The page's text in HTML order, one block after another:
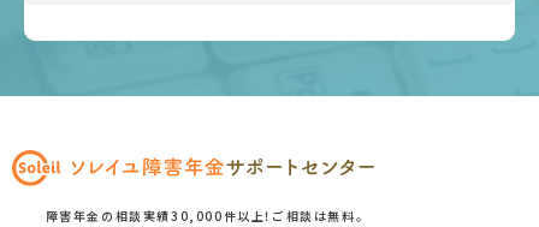
障害年金の相談実績30,000件以上！ご相談は無料。